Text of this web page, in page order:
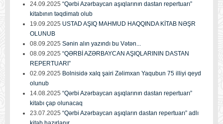
24.09.2025 “Qərbi Azərbaycan aşıqlarının dastan repertuarı”
kitabının təqdimatı olub
19.09.2025 USTAD AŞIQ MAHMUD HAQQINDA KİTAB NƏŞR
OLUNUB
08.09.2025 Sənin alın yazındı bu Vətən...
08.09.2025 “QƏRBİ AZƏRBAYCAN AŞIQLARININ DASTAN
REPERTUARI”
02.09.2025 Bolnisidə xalq şairi Zəlimxan Yaqubun 75 illiyi qeyd
olunub
14.08.2025 “Qərbi Azərbaycan aşıqlarının dastan repertuarı”
kitabı çap olunacaq
23.07.2025 “Qərbi Azərbaycan aşıqların dastan repertuarı” adlı